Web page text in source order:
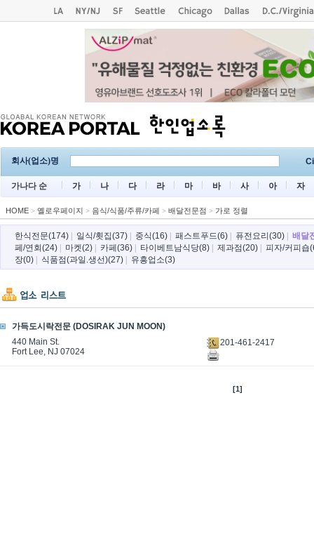
회사(업소)명
가나다 순 가 나 다 라 마 바 사 아 자
HOME > 옐로우페이지 > 음식/식품/주류/카페 > 배달전문점 > 가로 정렬
한식전문(174) 일식/횟집(37) 중식(16) 패스트푸드(6) 퓨전요리(30)
배달
페/연회(24)
마켓(2) 카페(36) 타이베트남식당(8) 제과점(20)
피자/커피숍
장(0)
식품점(과일.생선)(27) 유흥업소(3)
가득도시락전문 (DOSIRAK JUN MOON)
440 Main St.
Fort Lee, NJ 07024
201-461-2417
[1]